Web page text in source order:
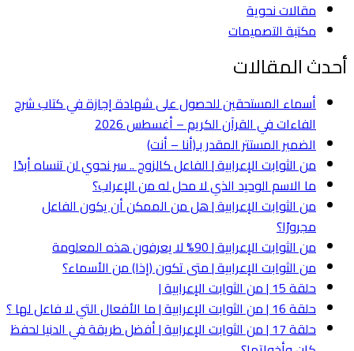
مقالات نحوية
مكتبة التصميمات
أحدث المقالات
أسماء المستحقين للحصول على شهادة إجازة في كتاب شرح
الفاءات في القرآن الكريم – أغسطس 2026
الضمير المستتر المقدر بـ(أنا – أنت)
من الثوابت الإعرابية | الفاعل كالزوج .. سر نحوي لن تنساه أبدًا
ما الاسم الوحيد الذي لا محل له من الإعراب؟
من الثوابت الإعرابية | هل من الممكن أن يكون الفاعل
مجرورًا؟
من الثوابت الإعرابية | 90% لا يعرفون هذه المعلومة
من الثوابت الإعرابية | متى تكون (إذا) من الأسماء؟
حلقة 15 | من الثوابت الإعرابية |
حلقة 16 | من الثوابت الإعرابية | ما الأفعال التي لا فاعل لها ؟
حلقة 17 | من الثوابت الإعرابية | أفضل طريقة في الدنيا لحفظ